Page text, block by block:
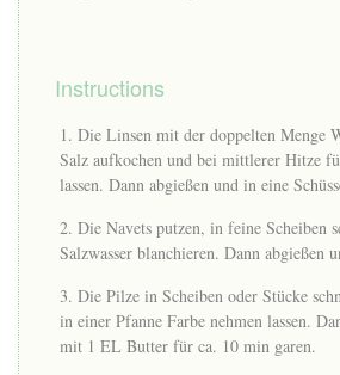
Instructions
Die Linsen mit der doppelten Menge
Salz aufkochen und bei mittlerer Hitze
lassen. Dann abgießen und in eine
Die Navets putzen, in feine Scheiben
Salzwasser blanchieren. Dann abgießen
Die Pilze in Scheiben oder Stücke
in einer Pfanne Farbe nehmen lassen.
mit 1 EL Butter für ca. 10 min garen.